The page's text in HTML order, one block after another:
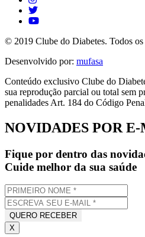
© 2019 Clube do Diabetes. Todos os
Desenvolvido por: mufasa
Conteúdo exclusivo Clube do
sua reprodução parcial ou total sem
penalidades Art. 184 do Código
NOVIDADES POR
Fique por dentro das
Cuide melhor da sua saúde
X